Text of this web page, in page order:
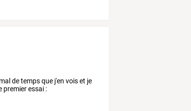
de temps que j'en vois et je
premier essai :